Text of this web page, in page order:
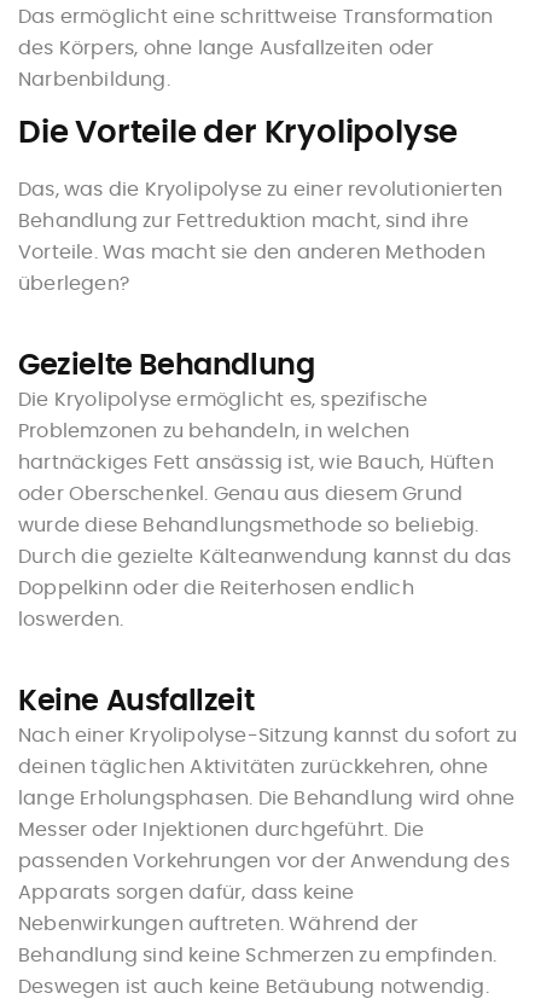
Das ermöglicht eine schrittweise Transformation
des Körpers, ohne lange Ausfallzeiten oder
Narbenbildung.
Die Vorteile der Kryolipolyse
Das, was die Kryolipolyse zu einer revolutionierten
Behandlung zur Fettreduktion macht, sind ihre
Vorteile. Was macht sie den anderen Methoden
überlegen?
Gezielte Behandlung
Die Kryolipolyse ermöglicht es, spezifische
Problemzonen zu behandeln, in welchen
hartnäckiges Fett ansässig ist, wie Bauch, Hüften
oder Oberschenkel. Genau aus diesem Grund
wurde diese Behandlungsmethode so beliebig.
Durch die gezielte Kälteanwendung kannst du das
Doppelkinn oder die Reiterhosen endlich
loswerden.
Keine Ausfallzeit
Nach einer Kryolipolyse-Sitzung kannst du sofort zu
deinen täglichen Aktivitäten zurückkehren, ohne
lange Erholungsphasen. Die Behandlung wird ohne
Messer oder Injektionen durchgeführt. Die
passenden Vorkehrungen vor der Anwendung des
Apparats sorgen dafür, dass keine
Nebenwirkungen auftreten. Während der
Behandlung sind keine Schmerzen zu empfinden.
Deswegen ist auch keine Betäubung notwendig.